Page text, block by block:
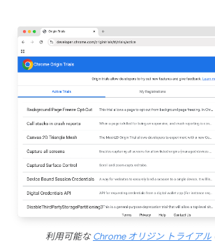
利用可能なChrome オリジン トライアル